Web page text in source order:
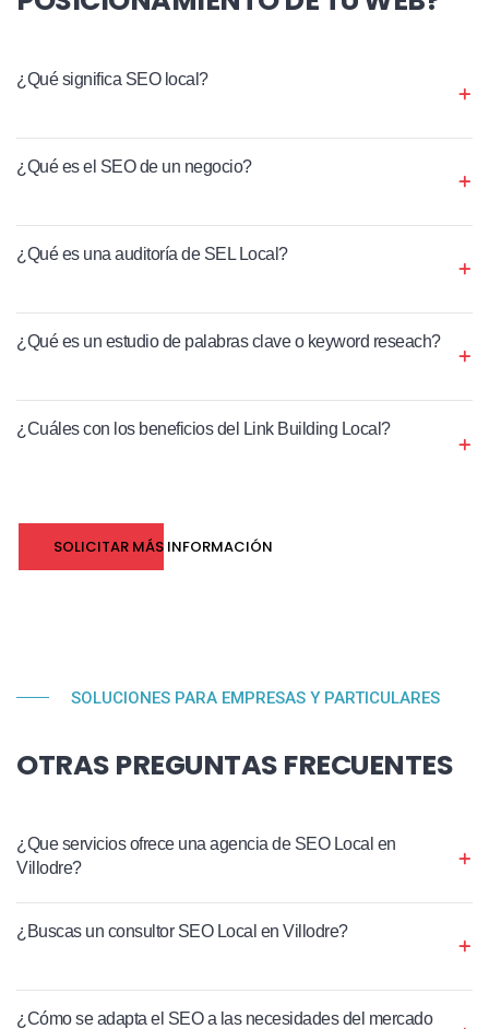
¿Qué significa SEO local?
¿Qué es el SEO de un negocio?
¿Qué es una auditoría de SEL Local?
¿Qué es un estudio de palabras clave o keyword reseach?
¿Cuáles con los beneficios del Link Building Local?
SOLICITAR MÁS INFORMACIÓN
SOLUCIONES PARA EMPRESAS Y PARTICULARES
OTRAS PREGUNTAS FRECUENTES
¿Que servicios ofrece una agencia de SEO Local en
Villodre?
¿Buscas un consultor SEO Local en Villodre?
¿Cómo se adapta el SEO a las necesidades del mercado